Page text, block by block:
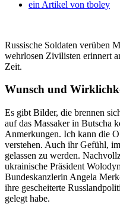
ein Artikel von tboley
Russische Soldaten verüben
wehrlosen Zivilisten erinnert
Zeit.
Wunsch und
Es gibt Bilder, die brennen
auf das Massaker in Butscha
Anmerkungen. Ich kann die
verstehen. Auch ihr Gefühl,
gelassen zu werden.
ukrainische Präsident
Bundeskanzlerin Angela
ihre gescheiterte
gelegt habe.